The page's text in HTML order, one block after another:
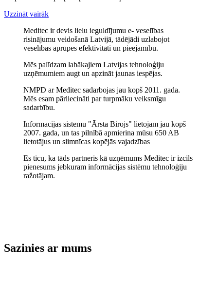
Uzzināt vairāk
Meditec ir devis lielu ieguldījumu e- veselības
risinājumu veidošanā Latvijā, tādējādi uzlabojot
veselības aprūpes efektivitāti un pieejamību.
Mēs palīdzam labākajiem Latvijas tehnoloģiju
uzņēmumiem augt un apzināt jaunas iespējas.
NMPD ar Meditec sadarbojas jau kopš 2011. gada.
Mēs esam pārliecināti par turpmāku veiksmīgu
sadarbību.
Informācijas sistēmu "Ārsta Birojs" lietojam jau kopš
2007. gada, un tas pilnībā apmierina mūsu 650 AB
lietotājus un slimnīcas kopējās vajadzības
Es ticu, ka tāds partneris kā uzņēmums Meditec ir izcils
pienesums jebkuram informācijas sistēmu tehnoloģiju
ražotājam.
Sazinies ar mums